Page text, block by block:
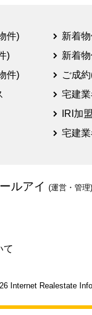
件)
)
件)
新着
新着
ご成
宅建
IRI加
宅建
ルアイ (運営・管理)
て
Internet Realestate